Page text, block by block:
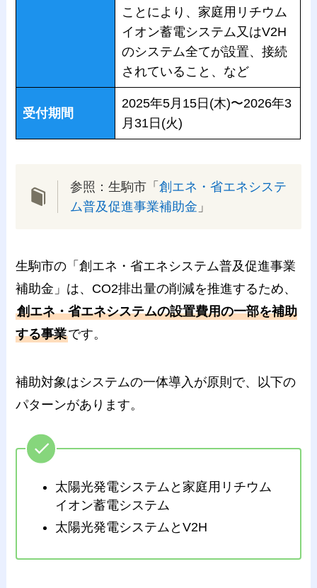
ことにより、家庭用リチウム
イオン蓄電システム又はV2H
のシステム全てが設置、接続
されていること、など
受付期間
2025年5月15日(木)〜2026年3
月31日(火)
参照：生駒市「 創エネ・省エネシステ
ム普及促進事業補助金 」
生駒市の「創エネ・省エネシステム普及促進事業
補助金」は、CO2排出量の削減を推進するため、
創エネ・省エネシステムの設置費用の一部を補助
する事業です。
補助対象はシステムの一体導入が原則で、以下の
パターンがあります。
太陽光発電システムと家庭用リチウム
イオン蓄電システム
太陽光発電システムとV2H